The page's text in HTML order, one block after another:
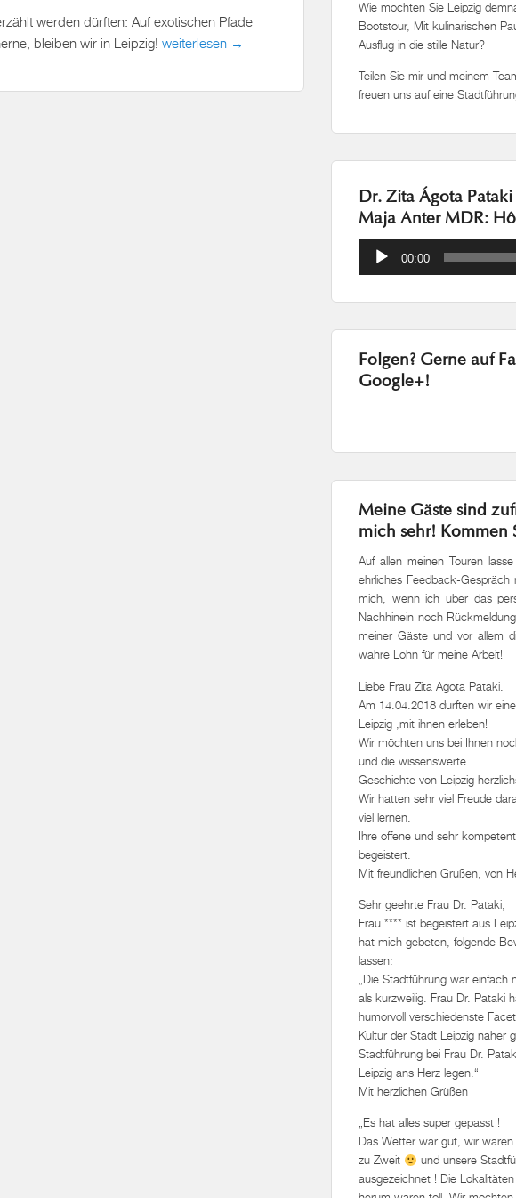
werden dürften: Auf exotischen Pfade
bleiben wir in Leipzig! weiterlesen →
Wie möchten Sie Leipzig
Bootstour, Mit kulinarischen
Ausflug in die stille Natur?
Teilen Sie mir und meinem
freuen uns auf eine
Dr. Zita Ágota
Maja Anter MDR:
Audio-
Player
00:00
Folgen? Gerne auf
Google+!
Meine Gäste sind
mich sehr! Kommen
Auf allen meinen Touren
ehrliches Feedback-
mich, wenn ich über das
Nachhinein noch
meiner Gäste und vor allem
wahre Lohn für meine Arbeit!
Liebe Frau Zita Agota Pataki.
Am 14.04.2018 durften wir
Leipzig ,mit ihnen erleben!
Wir möchten uns bei Ihnen
und die wissenswerte
Geschichte von Leipzig
Wir hatten sehr viel Freude
viel lernen.
Ihre offene und sehr
begeistert.
Mit freundlichen Grüßen, von
Sehr geehrte Frau Dr. Pataki,
Frau **** ist begeistert aus
hat mich gebeten, folgende
lassen:
„Die Stadtführung war
als kurzweilig. Frau Dr. Pataki
humorvoll verschiedenste
Kultur der Stadt Leipzig näher
Stadtführung bei Frau Dr.
Leipzig ans Herz legen.“
Mit herzlichen Grüßen
„Es hat alles super gepasst !
Das Wetter war gut, wir
zu Zweit
und unsere
ausgezeichnet ! Die